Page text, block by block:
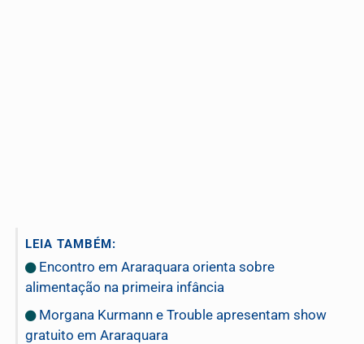
LEIA TAMBÉM:
Encontro em Araraquara orienta sobre
alimentação na primeira infância
Morgana Kurmann e Trouble apresentam show
gratuito em Araraquara